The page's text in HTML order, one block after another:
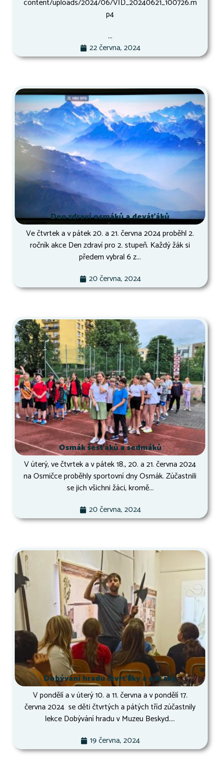
content/uploads/2024/06/VID_20240621_100726.m
p4
...
22 června, 2024
Den zdraví osmáků a deváťáků
Ve čtvrtek a v pátek 20. a 21. června 2024 proběhl 2.
ročník akce Den zdraví pro 2. stupeň. Každý žák si
předem vybral 6 z...
20 června, 2024
Osmák šesťáků a sedmáků
V úterý, ve čtvrtek a v pátek 18., 20. a 21. června 2024
na Osmičce proběhly sportovní dny Osmák. Zúčastnili
se jich všichni žáci, kromě...
20 června, 2024
Dobývání hradu čtvrťáky a páťáky
V pondělí a v úterý 10. a 11. června a v pondělí 17.
června 2024 se děti čtvrtých a pátých tříd zúčastnily
lekce Dobývání hradu v Muzeu Beskyd....
19 června, 2024